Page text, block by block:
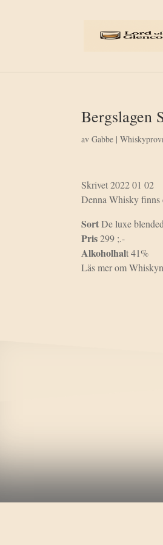
Bergslagen
avGabbe |
Skrivet 2022 01 02
Denna Whisky finns
SortDe luxe
Pris299 ;.-
Alkoholhalt 41%
Läs mer om Whiskyn